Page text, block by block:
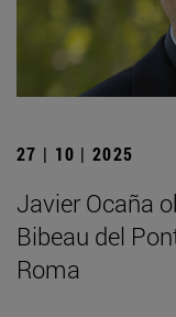
27 | 10 | 2025
Javier Ocaña
Bibeau del
Roma